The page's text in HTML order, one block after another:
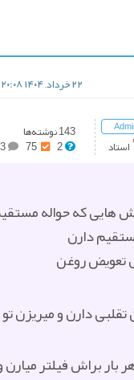
۲۲ خرداد, ۱۴۰۴ ۲۰:۰۸
استاد
143 نوشته‌ها
2
75
هایی که حواله
دارن
تعویض روغن
دارن و میریزن
براش فیلتر